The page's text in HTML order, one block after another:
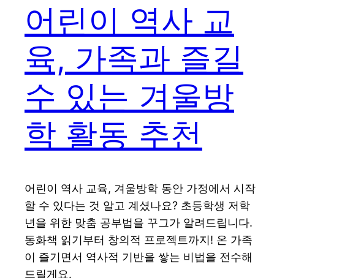
어린이 역사 교
육, 가족과 즐길
수 있는 겨울방
학 활동 추천
어린이 역사 교육, 겨울방학 동안 가정에서 시작
할 수 있다는 것 알고 계셨나요? 초등학생 저학
년을 위한 맞춤 공부법을 꾸그가 알려드립니다.
동화책 읽기부터 창의적 프로젝트까지! 온 가족
이 즐기면서 역사적 기반을 쌓는 비법을 전수해
드릴게요.